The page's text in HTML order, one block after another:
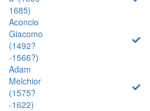
1685)
Aconcio
Giacomo
(1492?
-1566?)
Adam
Melchior
(1575?
-1622)